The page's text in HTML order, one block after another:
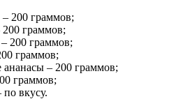
– 200 граммов;
200 граммов;
200 граммов;
граммов;
ананасы – 200 граммов;
граммов;
по вкусу.